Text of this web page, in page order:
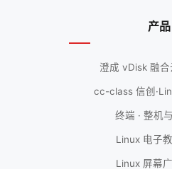
产品
澄成 vDisk 融
cc-class 信创
终端 · 整机
Linux 电子
Linux 屏幕